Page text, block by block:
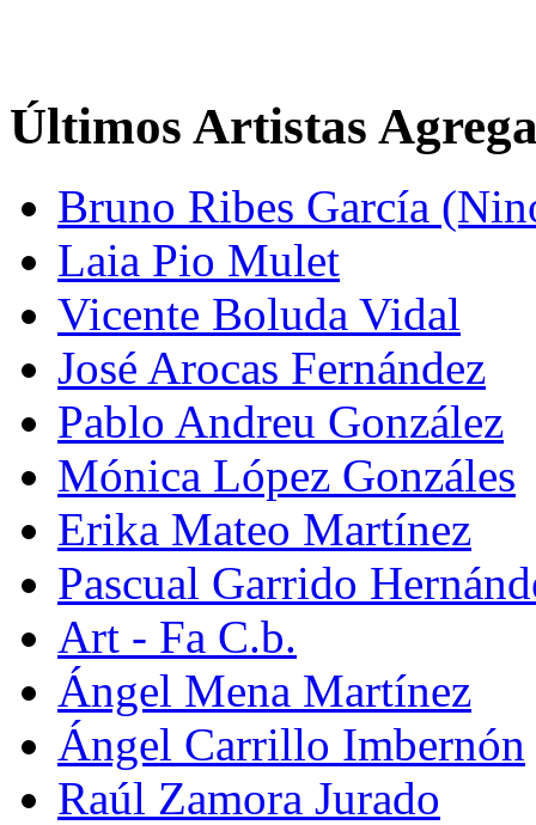
Últimos Artistas
Bruno Ribes García
Laia Pio Mulet
Vicente Boluda Vidal
José Arocas Fernández
Pablo Andreu González
Mónica López Gonzáles
Erika Mateo Martínez
Pascual Garrido
Art - Fa C.b.
Ángel Mena Martínez
Ángel Carrillo Imbernón
Raúl Zamora Jurado